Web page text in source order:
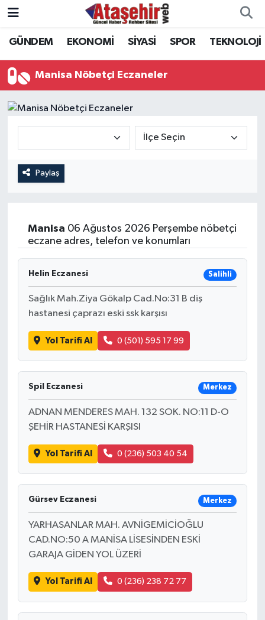
GÜNDEM EKONOMİ SİYASİ SPOR TEKNOLOJİ
Manisa Nöbetçi Eczaneler
Paylaş
Manisa 06 Ağustos 2026 Perşembe nöbetçi
eczane adres, telefon ve konumları
Helin Eczanesi Salihli
Sağlık Mah.Ziya Gökalp Cad.No:31 B diş
hastanesi çaprazı eski ssk karşısı
Yol Tarifi Al 0 (501) 595 17 99
Spil Eczanesi Merkez
ADNAN MENDERES MAH. 132 SOK. NO:11 D-O
ŞEHİR HASTANESİ KARŞISI
Yol Tarifi Al 0 (236) 503 40 54
Gürsev Eczanesi Merkez
YARHASANLAR MAH. AVNİGEMİCİOĞLU
CAD.NO:50 A MANİSA LİSESİNDEN ESKİ
GARAJA GİDEN YOL ÜZERİ
Yol Tarifi Al 0 (236) 238 72 77
Hava Durumu
Trafik Durumu
Süper Lig Puan Durumu ve Fikstür
Son Dakika Haberleri